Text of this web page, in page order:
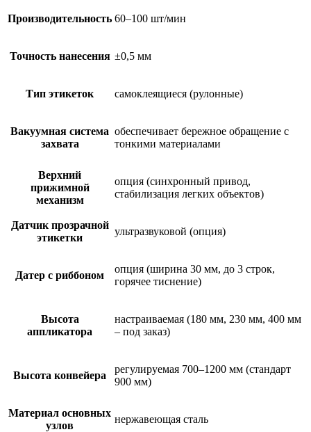
Производительность 60–100 шт/мин
Точность нанесения ±0,5 мм
Тип этикеток самоклеящиеся (рулонные)
Вакуумная система
захвата
обеспечивает бережное обращение с
тонкими материалами
Верхний
прижимной
механизм
опция (синхронный привод,
стабилизация легких объектов)
Датчик прозрачной
этикетки
ультразвуковой (опция)
Датер с риббоном
опция (ширина 30 мм, до 3 строк,
горячее тиснение)
Высота
аппликатора
настраиваемая (180 мм, 230 мм, 400 мм
– под заказ)
Высота конвейера
регулируемая 700–1200 мм (стандарт
900 мм)
Материал основных
узлов
нержавеющая сталь